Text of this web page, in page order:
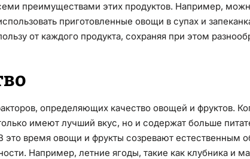
преимуществами этих продуктов. Например,
приготовленные овощи в супах и
от каждого продукта, сохраняя при этом
определяющих качество овощей и фруктов.
имеют лучший вкус, но и содержат больше
это время овощи и фрукты созревают естественным
Например, летние ягоды, такие как клубника и